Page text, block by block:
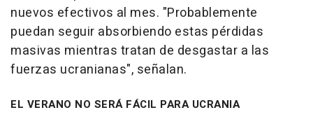
nuevos efectivos al mes. "Probablemente
puedan seguir absorbiendo estas pérdidas
masivas mientras tratan de desgastar a las
fuerzas ucranianas", señalan.
EL VERANO NO SERÁ FÁCIL PARA UCRANIA